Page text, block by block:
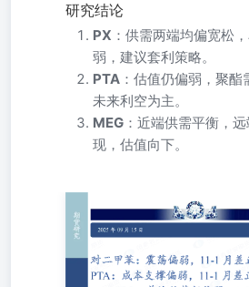
研究结论
PX ：供需两端均偏宽松
弱，建议套利策略。
PTA ：估值仍偏弱，聚酯
未来利空为主。
MEG ：近端供需平衡，
现，估值向下。
对二甲苯：震荡偏弱，11-1月差
支撑偏弱，11-1月差正套，1-5
弱，1-5月差反套 贺晓勤投资咨
Z0017709hexiaoqin@gtht.com 【
炼油厂无人机碎片落在现场后发